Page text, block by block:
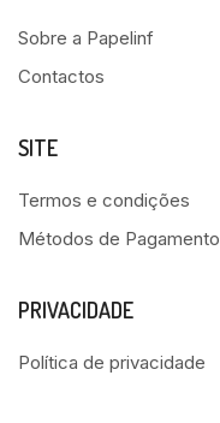
Sobre a Papelinf
Contactos
SITE
Termos e condições
Métodos de Pagamento
PRIVACIDADE
Política de privacidade